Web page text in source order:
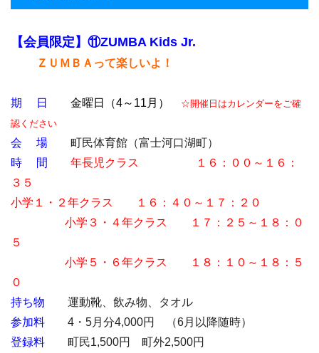
【会員限定】⑪ZUMBA Kids Jr.
ＺＵＭＢＡって楽しいよ！
期 日 金曜日（4～ 11月 ）
☆開催日はカレンダーをご確
認ください
会 場 町民体育館（富士河口湖町）
時 間
年長児クラス １６：００～１６：
３５
小学１・２年クラス １６：４０～１７：２０
小学３・４年クラス １７：２５～１８：０
５
小学５・６年クラス １８：１０～１８：５
０
持ち物 運動靴、飲み物、タオル
参加料 4・5月分4,000円 （6月以降随時）
登録料 町民1,500円 町外2,500円